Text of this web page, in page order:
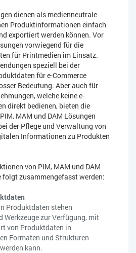
dienen als medienneutrale
Produktinformationen einfach
exportiert werden können. Vor
vorwiegend für die
für Printmedien im Einsatz.
speziell bei der
für e-Commerce
Bedeutung. Aber auch für
welche keine e-
direkt bedienen, bieten die
MAM und DAM Lösungen
der Pflege und Verwaltung von
Informationen zu Produkten
von PIM, MAM und DAM
folgt zusammengefasst werden:
Produktdaten stehen
Werkzeuge zur Verfügung, mit
von Produktdaten in
Formaten und Strukturen
kann.